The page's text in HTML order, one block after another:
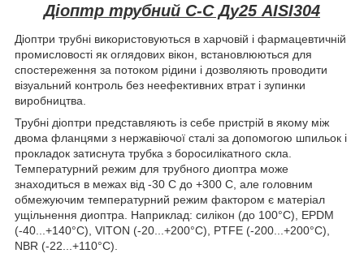
Діоптр трубний C-C Ду25 AISI304
Діоптри трубні використовуються в харчовій і фармацевтичній
промисловості як оглядових вікон, встановлюються для
спостереження за потоком рідини і дозволяють проводити
візуальний контроль без неефективних втрат і зупинки
виробництва.
Трубні діоптри представляють із себе пристрій в якому між
двома фланцями з нержавіючої сталі за допомогою шпильок і
прокладок затиснута трубка з боросилікатного скла.
Температурний режим для трубного диоптра може
знаходиться в межах від -30 С до +300 С, але головним
обмежуючим температурний режим фактором є матеріал
ущільнення диоптра. Наприклад: силікон (до 100°С), EPDM
(-40...+140°C), VITON (-20...+200°C), PTFE (-200...+200°С),
NBR (-22...+110°C).